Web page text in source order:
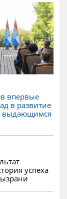
впервые
в развитие
выдающимся
успеха